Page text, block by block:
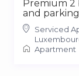
Premium
and
Serviced
Apartment